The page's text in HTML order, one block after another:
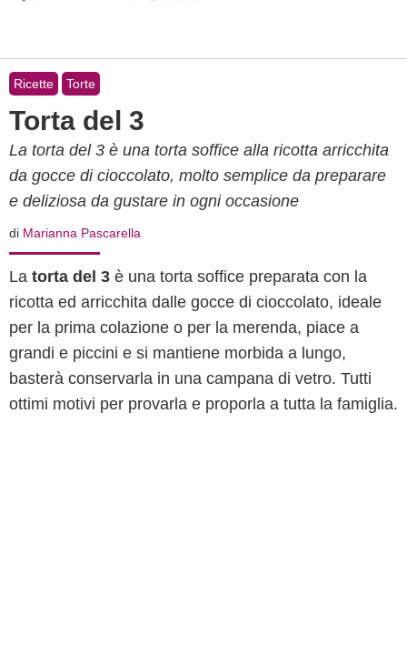
Ricette Torte
Torta del 3
La torta del 3 è una torta soffice alla ricotta arricchita
da gocce di cioccolato, molto semplice da preparare
e deliziosa da gustare in ogni occasione
di Marianna Pascarella
La torta del 3 è una torta soffice preparata con la
ricotta ed arricchita dalle gocce di cioccolato, ideale
per la prima colazione o per la merenda, piace a
grandi e piccini e si mantiene morbida a lungo,
basterà conservarla in una campana di vetro. Tutti
ottimi motivi per provarla e proporla a tutta la famiglia.